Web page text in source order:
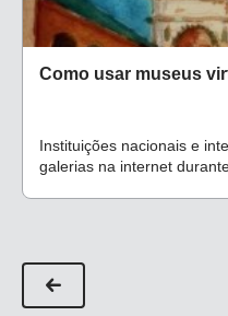
Como usar museus
Instituições nacionais e
galerias na internet